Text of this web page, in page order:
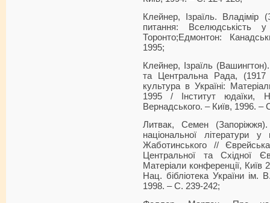
Клейнер, Ізраїль. Владімір
питання: Вселюдськість
Торонто;Едмонтон:
1995;
Клейнер, Ізраїль
та Центральна Рада, (1917
культура в Україні:
1995 / Інститут юдаїки,
Вернадського. – Київ, 1996. –
Литвак, Семен
національної літератури
Жаботинського //
Центральної та Східної
Матеріали конференції, Київ
Нац. бібліотека України ім.
1998. – С. 239-242;